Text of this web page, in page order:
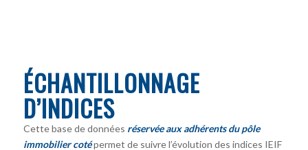
ÉCHANTILLONNAGE
D’INDICES
Cette base de données réservée aux adhérents du pôle
immobilier coté permet de suivre l’évolution des indices IEIF